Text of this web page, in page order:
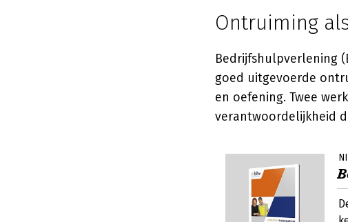
Ontruiming
Bedrijfshulpverlening
goed uitgevoerde
en oefening. Twee
verantwoordelijkheid